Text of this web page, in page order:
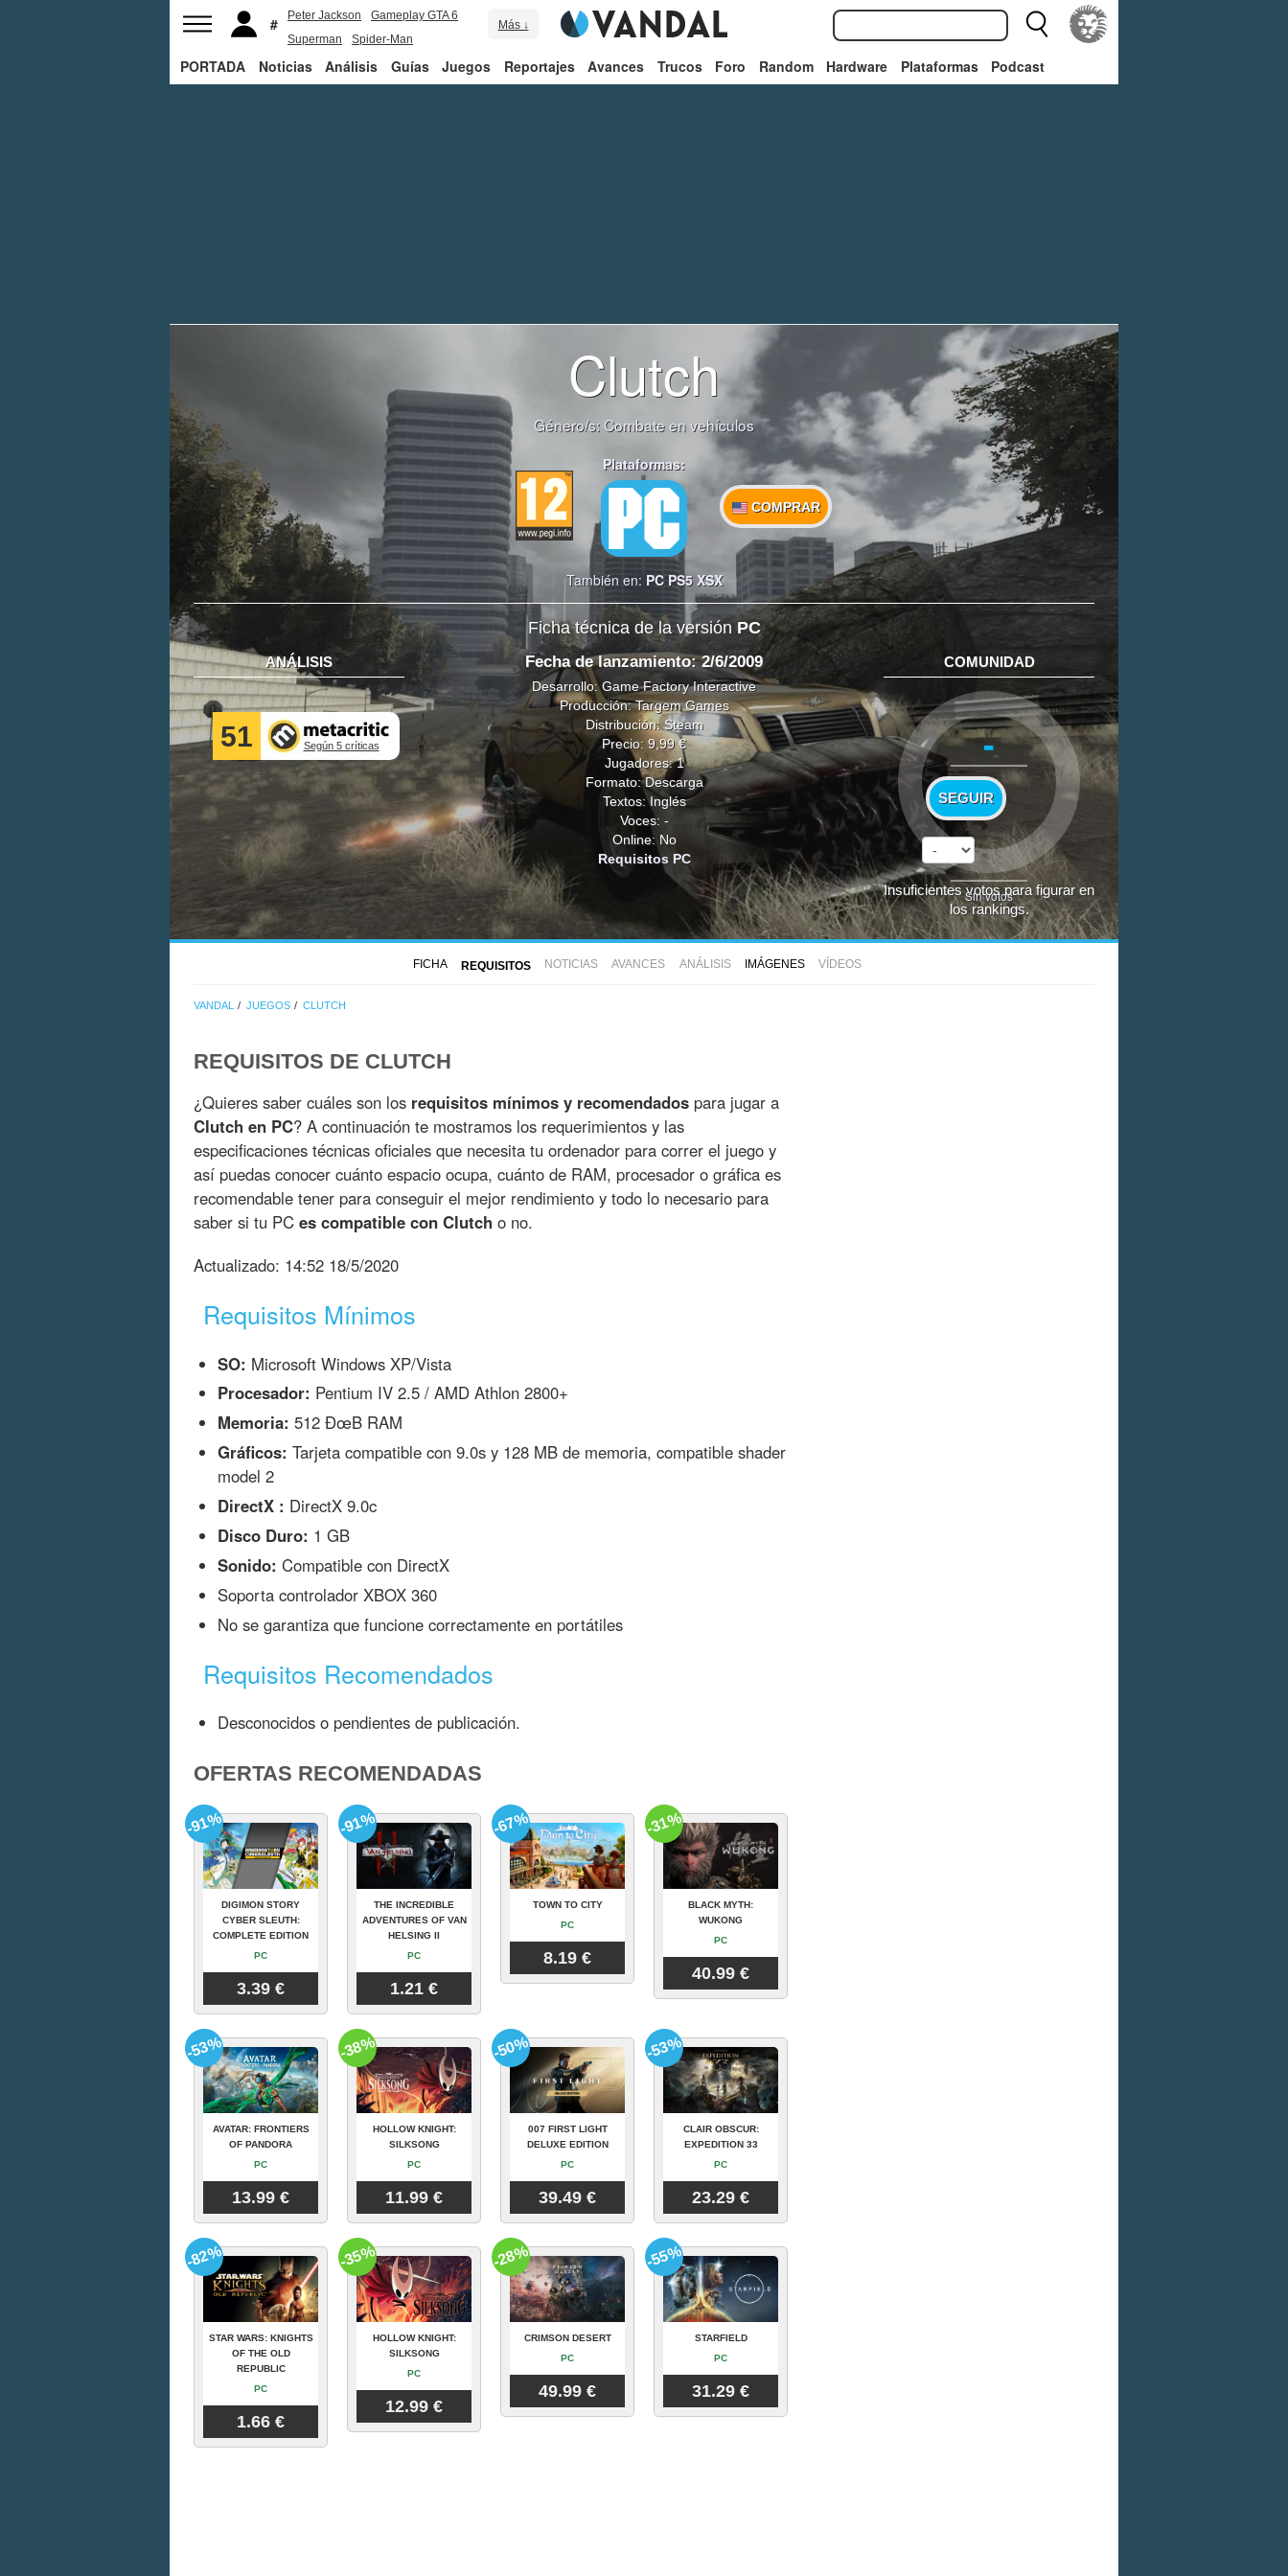
Peter Jackson
Gameplay GTA 6
Superman
Spider-Man
Más ↓
PORTADA Noticias Análisis Guías Juegos Reportajes Avances Trucos Foro Random Hardware Plataformas Podcast
Clutch
Género/s: Combate en vehículos
Plataformas:
COMPRAR
También en: PC PS5 XSX
Ficha técnica de la versión PC
ANÁLISIS
51 Según 5 críticas
Fecha de lanzamiento: 2/6/2009
Desarrollo: Game Factory Interactive
Producción: Targem Games
Distribución: Steam
Precio: 9,99 €
Jugadores: 1
Formato: Descarga
Textos: Inglés
Voces: -
Online: No
Requisitos PC
COMUNIDAD
-
SEGUIR
Sin votos
Insuficientes votos para figurar en
los rankings.
FICHA REQUISITOS NOTICIAS AVANCES ANÁLISIS IMÁGENES VÍDEOS
VANDAL JUEGOS CLUTCH
REQUISITOS DE CLUTCH
¿Quieres saber cuáles son los requisitos mínimos y recomendados para jugar a
Clutch en PC? A continuación te mostramos los requerimientos y las
especificaciones técnicas oficiales que necesita tu ordenador para correr el juego y
así puedas conocer cuánto espacio ocupa, cuánto de RAM, procesador o gráfica es
recomendable tener para conseguir el mejor rendimiento y todo lo necesario para
saber si tu PC es compatible con Clutch o no.
Actualizado: 14:52 18/5/2020
Requisitos Mínimos
SO: Microsoft Windows XP/Vista
Procesador: Pentium IV 2.5 / AMD Athlon 2800+
Memoria: 512 ÐœB RAM
Gráficos: Tarjeta compatible con 9.0s y 128 MB de memoria, compatible shader
model 2
DirectX : DirectX 9.0c
Disco Duro: 1 GB
Sonido: Compatible con DirectX
Soporta controlador XBOX 360
No se garantiza que funcione correctamente en portátiles
Requisitos Recomendados
Desconocidos o pendientes de publicación.
OFERTAS RECOMENDADAS
DIGIMON STORY
CYBER SLEUTH:
COMPLETE EDITION
PC
3.39 €
-91%
THE INCREDIBLE
ADVENTURES OF VAN
HELSING II
PC
1.21 €
-91%
TOWN TO CITY
PC
8.19 €
-67%
BLACK MYTH:
WUKONG
PC
40.99 €
-31%
AVATAR: FRONTIERS
OF PANDORA
PC
13.99 €
-53%
HOLLOW KNIGHT:
SILKSONG
PC
11.99 €
-38%
007 FIRST LIGHT
DELUXE EDITION
PC
39.49 €
-50%
CLAIR OBSCUR:
EXPEDITION 33
PC
23.29 €
-53%
STAR WARS: KNIGHTS
OF THE OLD
REPUBLIC
PC
1.66 €
-82%
HOLLOW KNIGHT:
SILKSONG
PC
12.99 €
-35%
CRIMSON DESERT
PC
49.99 €
-28%
STARFIELD
PC
31.29 €
-55%